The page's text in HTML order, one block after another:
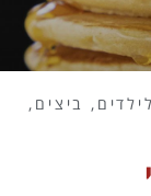
, ביצים ,